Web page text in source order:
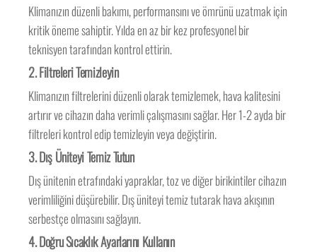
Klimanızın düzenli bakımı, performansını ve ömrünü uzatmak için
kritik öneme sahiptir. Yılda en az bir kez profesyonel bir
teknisyen tarafından kontrol ettirin.
2. Filtreleri Temizleyin
Klimanızın filtrelerini düzenli olarak temizlemek, hava kalitesini
artırır ve cihazın daha verimli çalışmasını sağlar. Her 1-2 ayda bir
filtreleri kontrol edip temizleyin veya değiştirin.
3. Dış Üniteyi Temiz Tutun
Dış ünitenin etrafındaki yapraklar, toz ve diğer birikintiler cihazın
verimliliğini düşürebilir. Dış üniteyi temiz tutarak hava akışının
serbestçe olmasını sağlayın.
4. Doğru Sıcaklık Ayarlarını Kullanın